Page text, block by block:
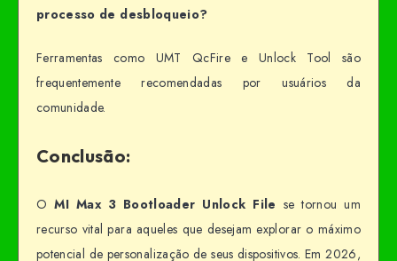
processo de desbloqueio?
Ferramentas como UMT QcFire e Unlock Tool são
frequentemente recomendadas por usuários da
comunidade.
Conclusão:
OMI Max 3 Bootloader Unlock File se tornou um
recurso vital para aqueles que desejam explorar o máximo
potencial de personalização de seus dispositivos. Em 2026,